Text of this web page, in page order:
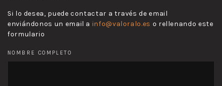
Si lo desea, puede contactar a través de email
enviándonos un email a info@valoralo.es o rellenando este
formulario
NOMBRE COMPLETO